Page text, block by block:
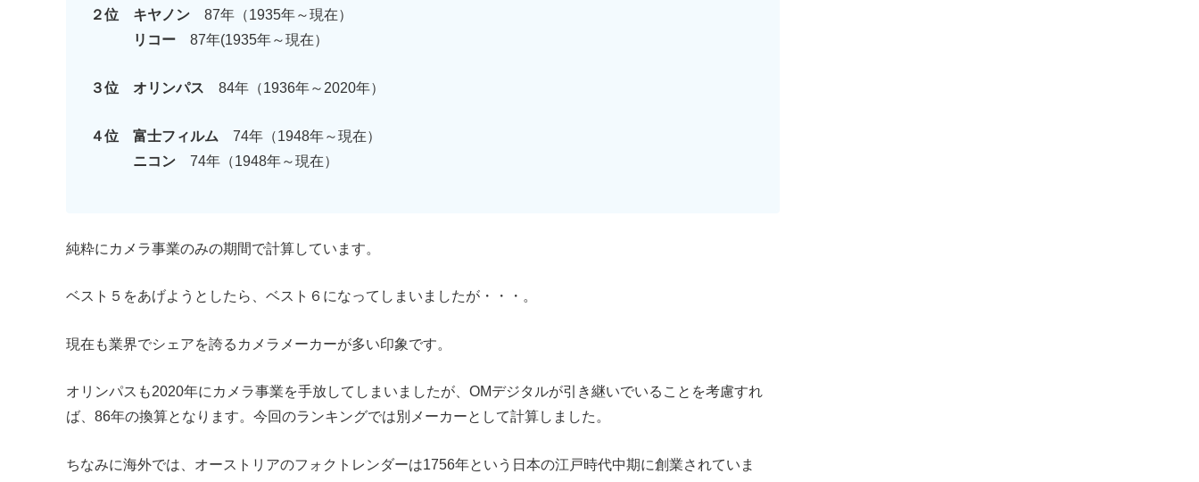
２位 キヤノン 87年（1935年～現在）
リコー 87年(1935年～現在）
３位 オリンパス 84年（1936年～2020年）
４位 富士フィルム 74年（1948年～現在）
ニコン 74年（1948年～現在）
純粋にカメラ事業のみの期間で計算しています。
ベスト５をあげようとしたら、ベスト６になってしまいましたが・・・。
現在も業界でシェアを誇るカメラメーカーが多い印象です。
オリンパスも2020年にカメラ事業を手放してしまいましたが、OMデジタルが引き継いでいることを考慮すれ
ば、86年の換算となります。今回のランキングでは別メーカーとして計算しました。
ちなみに海外では、オーストリアのフォクトレンダーは1756年という日本の江戸時代中期に創業されていま